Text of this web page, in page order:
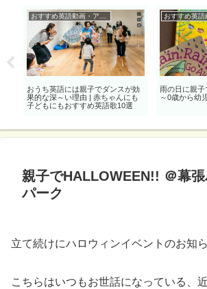
おうち英語には親子でダンスが効
果的な深～い理由 | 赤ちゃんにも
子どもにもおすすめ英語歌10選
おすすめ英語
雨の日に親子
～0歳から幼
親子でHALLOWEEN!! ＠幕
パーク
立て続けにハロウィンイベントのお知
こちらはいつもお世話になっている、